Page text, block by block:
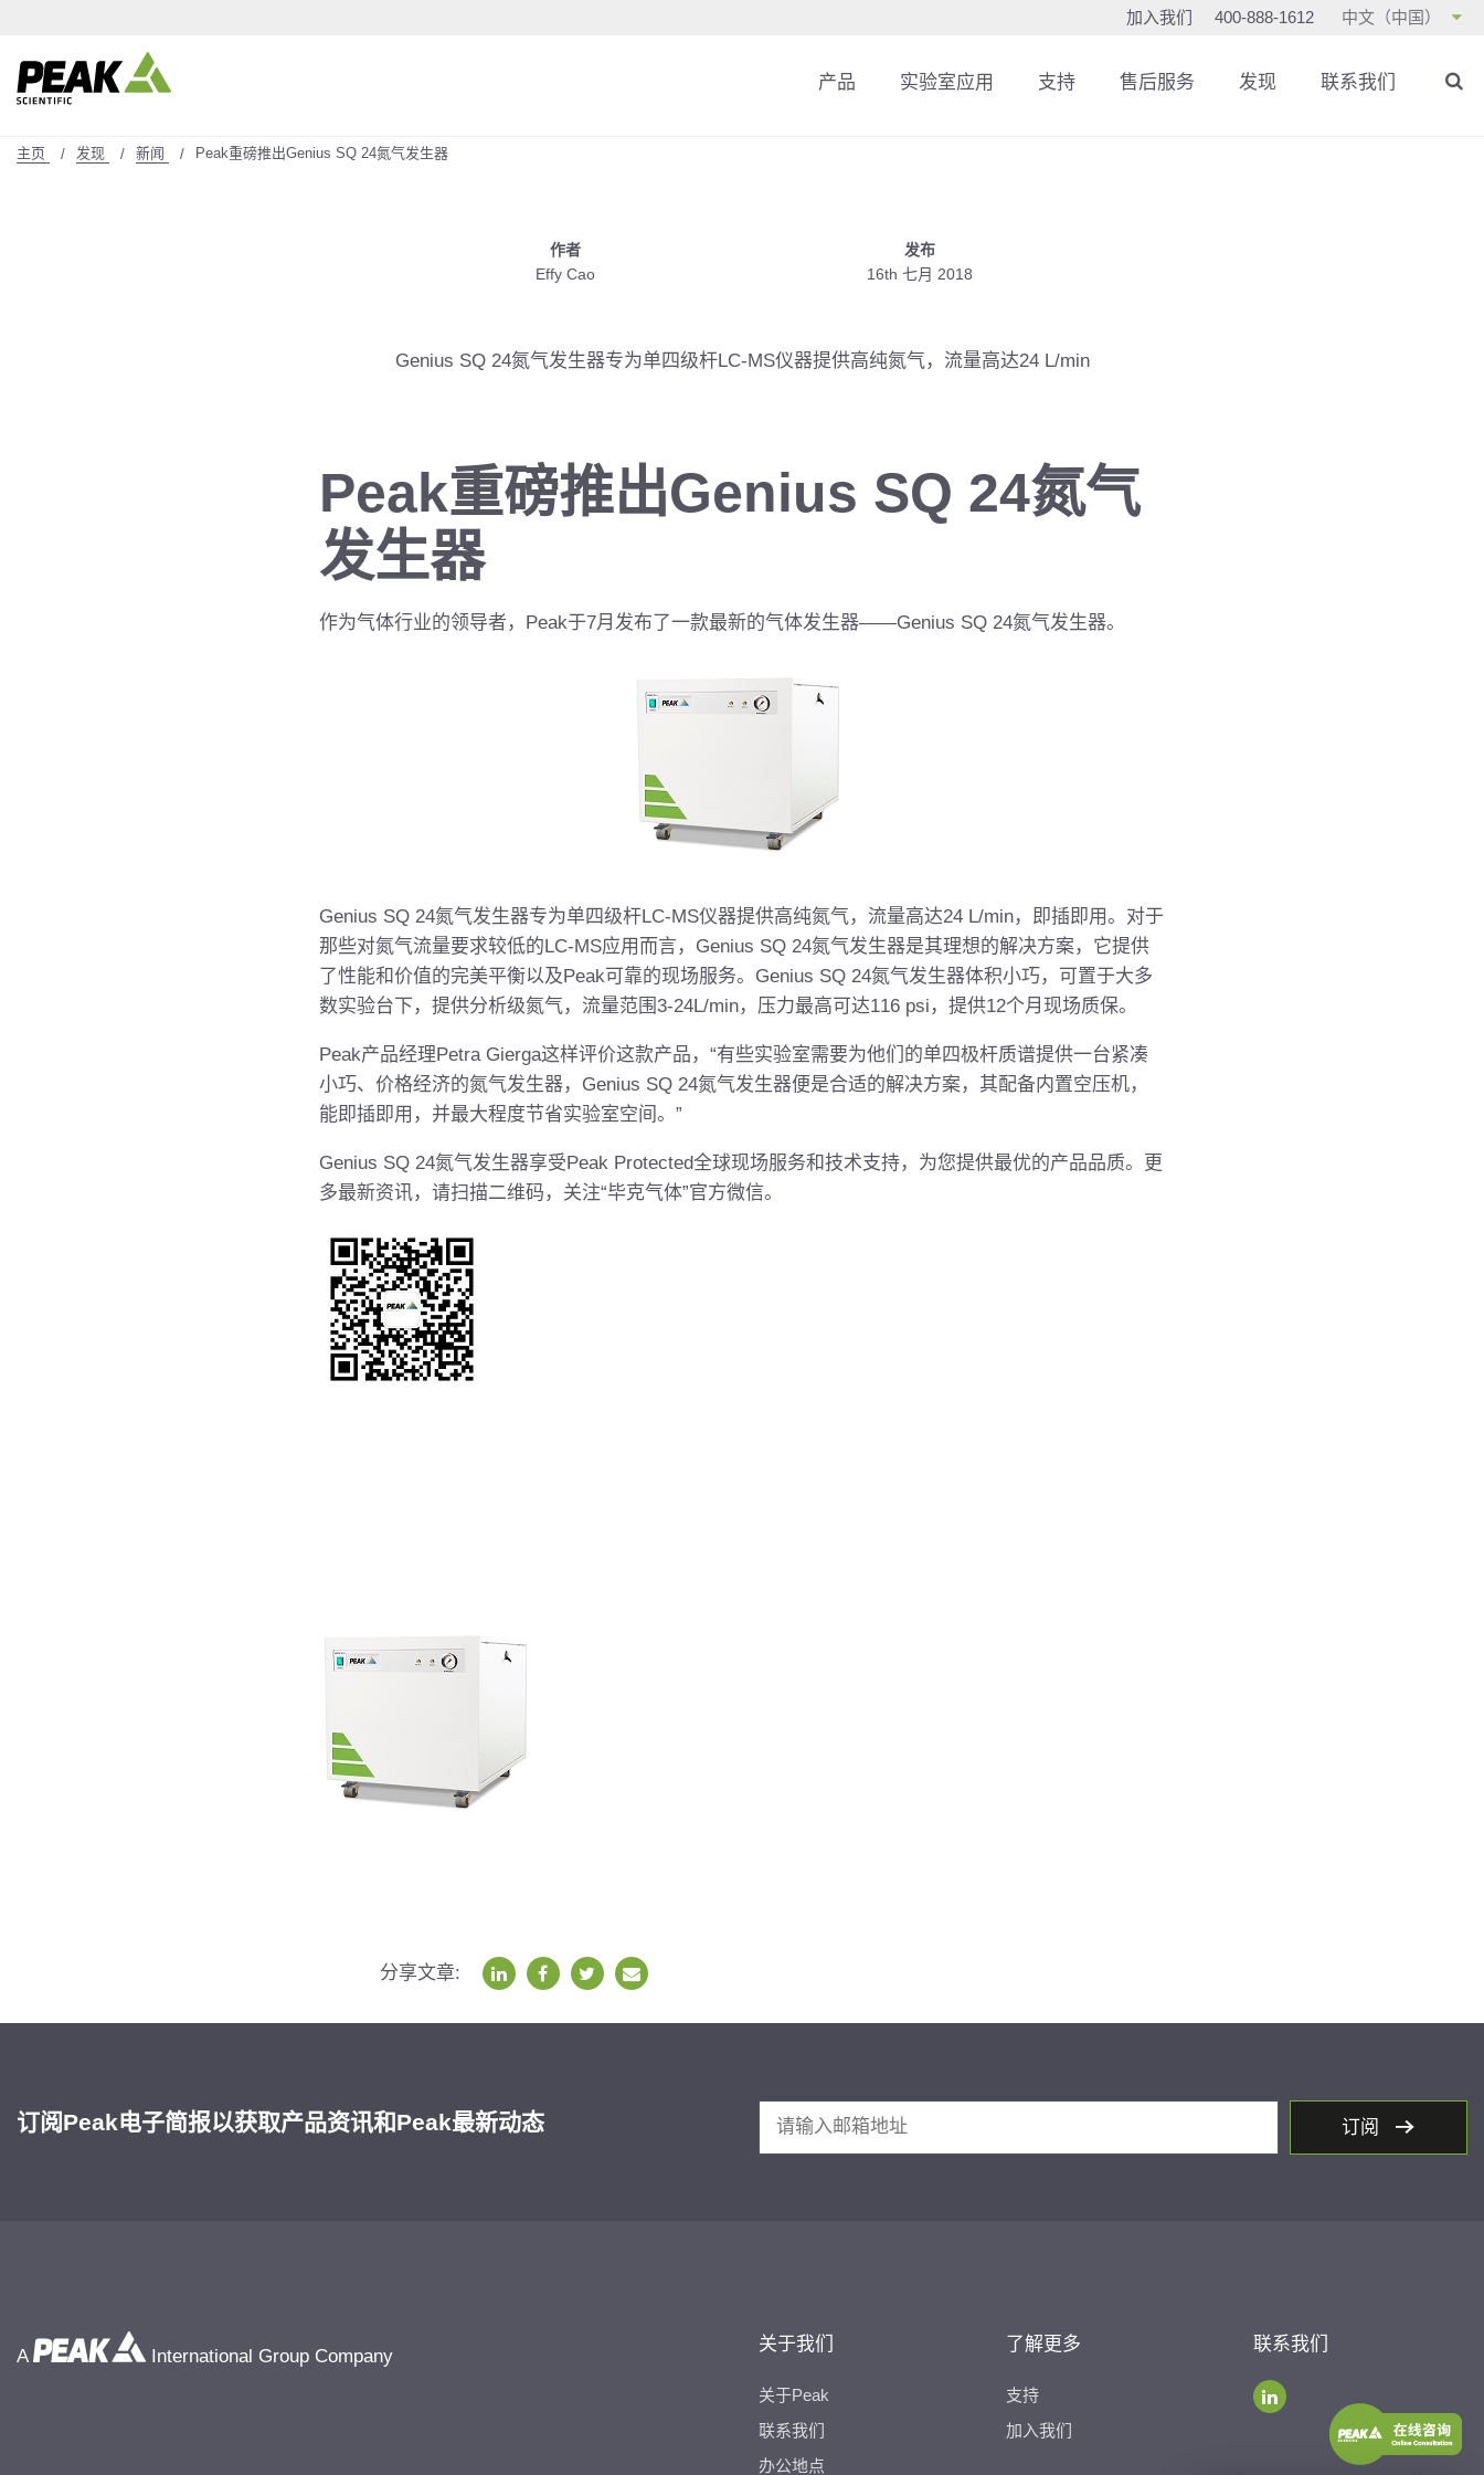
加入我们 400-888-1612 中文（中国）
产品 实验室应用 支持 售后服务 发现 联系我们
主页 发现 新闻 Peak重磅推出Genius SQ 24氮气发生器
作者
Effy Cao
发布
16th 七月 2018
Genius SQ 24氮气发生器专为单四级杆LC-MS仪器提供高纯氮气，流量高达24 L/min
Peak重磅推出Genius SQ 24氮气
发生器
作为气体行业的领导者， Peak于7月发布了一款最新的气体发生器——Genius SQ 24氮气发生器。
Genius SQ 24氮气发生器专为单四级杆LC-MS仪器提供高纯氮气，流量高达24 L/min，即插即用。对于
那些对氮气流量要求较低的LC-MS应用而言， Genius SQ 24氮气发生器是其理想的解决方案，它提供
了性能和价值的完美平衡以及Peak可靠的现场服务。 Genius SQ 24氮气发生器体积小巧，可置于大多
数实验台下，提供分析级氮气，流量范围3-24L/min，压力最高可达116 psi ，提供12个月现场质保。
Peak产品经理Petra Gierga这样评价这款产品，“有些实验室需要为他们的单四极杆质谱提供一台紧凑
小巧、价格经济的氮气发生器， Genius SQ 24氮气发生器便是合适的解决方案，其配备内置空压机，
能即插即用，并最大程度节省实验室空间。”
Genius SQ 24氮气发生器享受Peak Protected全球现场服务和技术支持，为您提供最优的产品品质。更
多最新资讯，请扫描二维码，关注“毕克气体”官方微信。
分享文章:
订阅Peak电子简报以获取产品资讯和Peak最新动态 订阅
A International Group Company
关于我们
关于Peak
联系我们
办公地点
了解更多
支持
加入我们
联系我们